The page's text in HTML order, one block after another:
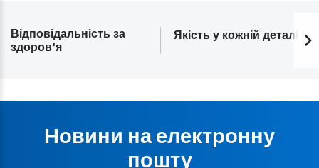
Відповідальність за
здоров'я
Якість у кожній деталі
Новини на електронну
пошту